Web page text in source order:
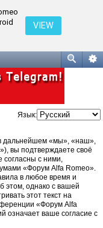
VIEW
Язык:
дальнейшем «мы», «наш»,
вы подтверждаете своё
согласны с ними,
«Форум Alfa Romeo».
в любое время и
этом, однако с вашей
этот текст на
«Форум Alfa
означает ваше согласие с